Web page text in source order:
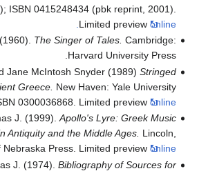
ISBN 0415248434 (pbk reprint, 2001).
Limited preview online.
The Singer of Tales. Cambridge:
Harvard University Press.
Jane McIntosh Snyder (1989) Stringed
Greece. New Haven: Yale University
0300036868. Limited preview online.
J. (1999). Apollo's Lyre: Greek Music
Antiquity and the Middle Ages. Lincoln,
Nebraska Press. Limited preview online.
J. (1974). Bibliography of Sources for